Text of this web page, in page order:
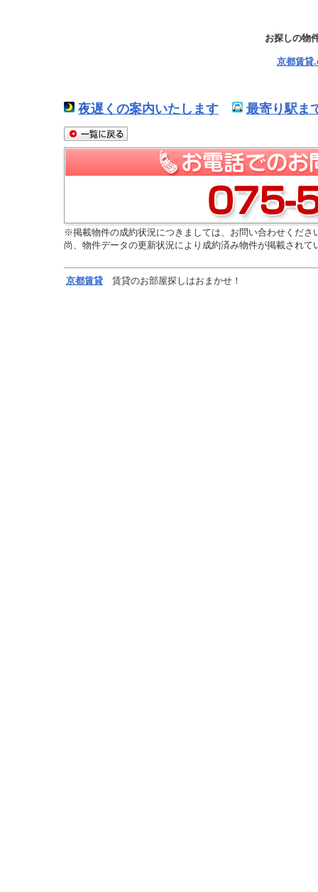
お探しの物
京都賃貸
夜遅くの案内いたします 最寄り駅ま
※掲載物件の成約状況につきましては、お問い合わせくださ
尚、物件データの更新状況により成約済み物件が掲載され
京都賃貸 賃貸のお部屋探しはおまかせ！